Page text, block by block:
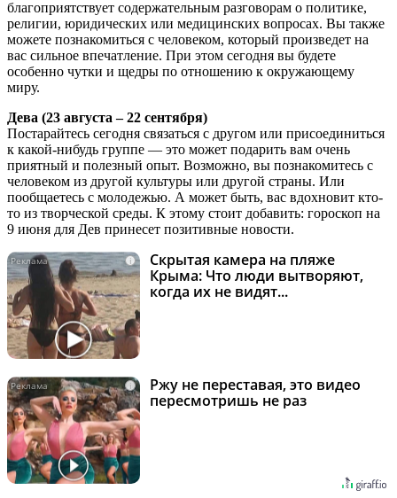
благоприятствует содержательным разговорам о политике,
религии, юридических или медицинских вопросах. Вы также
можете познакомиться с человеком, который произведет на
вас сильное впечатление. При этом сегодня вы будете
особенно чутки и щедры по отношению к окружающему
миру.
Дева (23 августа – 22 сентября)
Постарайтесь сегодня связаться с другом или присоединиться
к какой-нибудь группе — это может подарить вам очень
приятный и полезный опыт. Возможно, вы познакомитесь с
человеком из другой культуры или другой страны. Или
пообщаетесь с молодежью. А может быть, вас вдохновит кто-
то из творческой среды. К этому стоит добавить: гороскоп на
9 июня для Дев принесет позитивные новости.
i
Скрытая камера на пляже
Крыма: Что люди вытворяют,
когда их не видят...
i
Ржу не переставая, это видео
пересмотришь не раз